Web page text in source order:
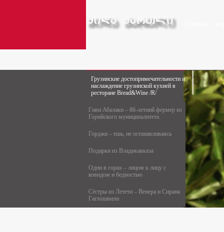
Грузинские достопримечательности и
наслаждение грузинской кухней в
ресторане Bread&Wine /R/
Гиви Абалаки – 86-летний фермер из
Горийского муниципалитета
Горджи – ешь, не останавливаясь
Подарки из Владикавказа
Одни в горах – лицом к лицу с
ковидом и бедностью
Сёстры из Летети – Венера и Сирана
Гаглошвили